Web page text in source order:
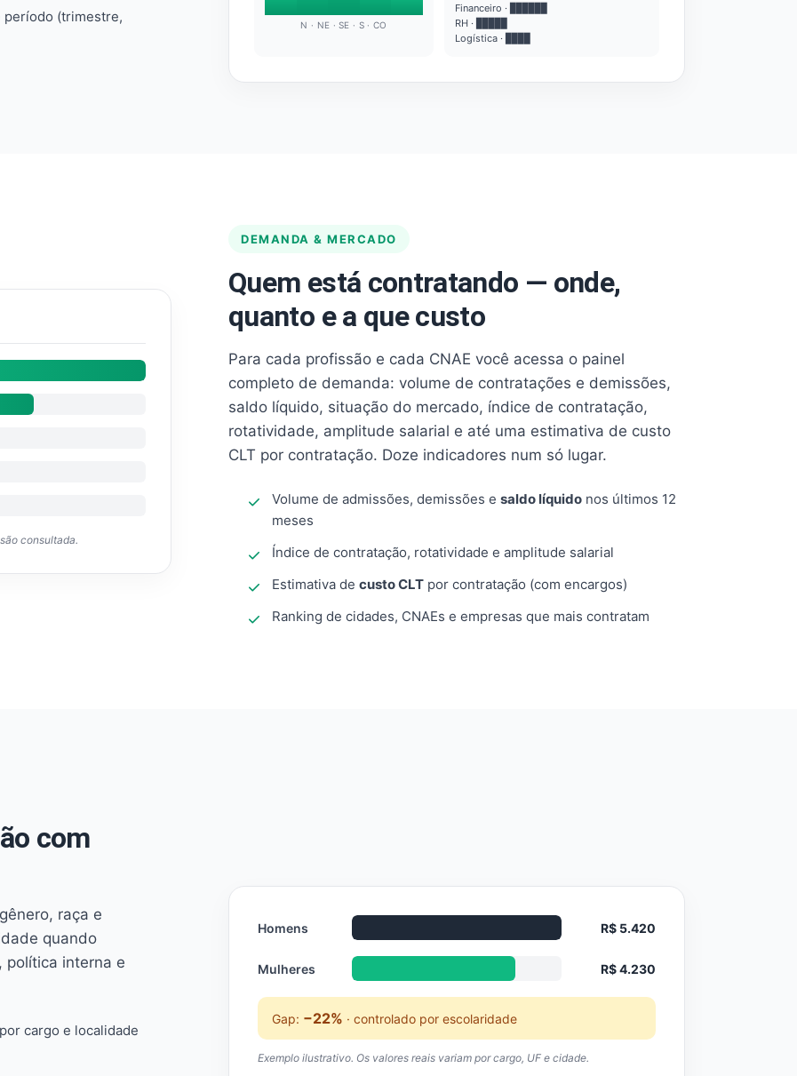
período (trimestre,
N · NE · SE · S · CO
Financeiro · ██████
RH · █████
Logística · ████
DEMANDA & MERCADO
Quem está contratando — onde,
quanto e a que custo
Para cada profissão e cada CNAE você acessa o painel
completo de demanda: volume de contratações e demissões,
saldo líquido, situação do mercado, índice de contratação,
rotatividade, amplitude salarial e até uma estimativa de custo
CLT por contratação. Doze indicadores num só lugar.
Volume de admissões, demissões e saldo líquido nos últimos 12
meses
Índice de contratação, rotatividade e amplitude salarial
Estimativa de custo CLT por contratação (com encargos)
Ranking de cidades, CNAEs e empresas que mais contratam
consultada.
com
raça e
quando
política interna e
cargo e localidade
Homens R$ 5.420
Mulheres R$ 4.230
Gap: −22% · controlado por escolaridade
Exemplo ilustrativo. Os valores reais variam por cargo, UF e cidade.